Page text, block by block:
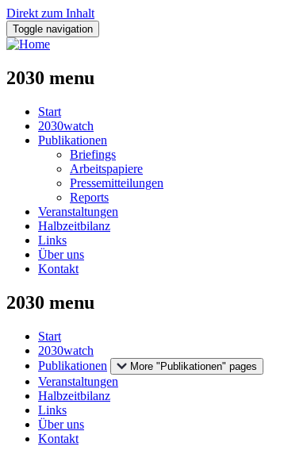
Direkt zum Inhalt
Toggle navigation
2030 menu
Start
2030watch
Publikationen
Briefings
Arbeitspapiere
Pressemitteilungen
Reports
Veranstaltungen
Halbzeitbilanz
Links
Über uns
Kontakt
2030 menu
Start
2030watch
Publikationen
More "Publikationen" pages
Veranstaltungen
Halbzeitbilanz
Links
Über uns
Kontakt